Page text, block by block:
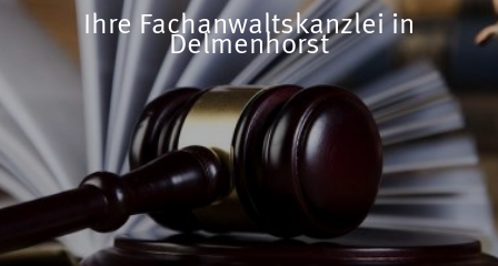
Ihre Fachanwaltskanzlei in
Delmenhorst